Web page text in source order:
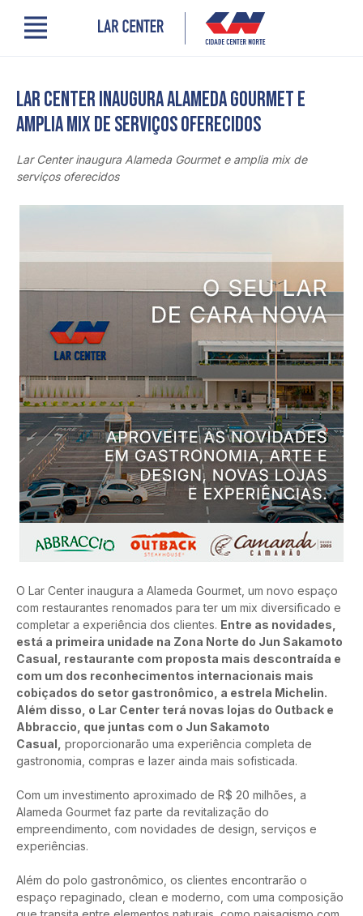
Menu
Lojas, Gastronomia e Serviços
Cinema
Encontre um profissional
Novidades
Quem somos
Localização
Lar Center inaugura Alameda Gourmet e
amplia mix de serviços oferecidos
Lar Center inaugura Alameda Gourmet e amplia mix de
serviços oferecidos
O Lar Center inaugura a Alameda Gourmet, um novo espaço
com restaurantes renomados para ter um mix diversificado e
completar a experiência dos clientes. Entre as novidades,
está a primeira unidade na Zona Norte do Jun Sakamoto
Casual, restaurante com proposta mais descontraída e
com um dos reconhecimentos internacionais mais
cobiçados do setor gastronômico, a estrela Michelin.
Além disso, o Lar Center terá novas lojas do Outback e
Abbraccio, que juntas com o Jun Sakamoto
Casual, proporcionarão uma experiência completa de
gastronomia, compras e lazer ainda mais sofisticada.
Com um investimento aproximado de R$ 20 milhões, a
Alameda Gourmet faz parte da revitalização do
empreendimento, com novidades de design, serviços e
experiências.
Além do polo gastronômico, os clientes encontrarão o
espaço repaginado, clean e moderno, com uma composição